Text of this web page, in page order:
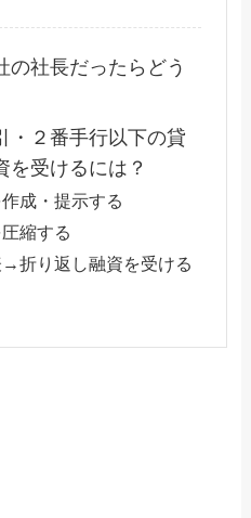
の社長だったらどう
・２番手行以下の貸
受けるには？
成・提示する
縮する
折り返し融資を受ける